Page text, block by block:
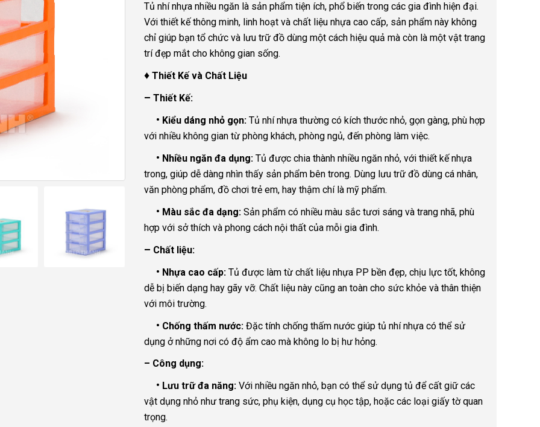
Tủ nhí nhựa nhiều ngăn là sản phẩm tiện ích, phổ biến trong các gia đình hiện đại.
Với thiết kế thông minh, linh hoạt và chất liệu nhựa cao cấp, sản phẩm này không
chỉ giúp bạn tổ chức và lưu trữ đồ dùng một cách hiệu quả mà còn là một vật trang
trí đẹp mắt cho không gian sống.
♦ Thiết Kế và Chất Liệu
– Thiết Kế:
• Kiểu dáng nhỏ gọn: Tủ nhí nhựa thường có kích thước nhỏ, gọn gàng, phù hợp
với nhiều không gian từ phòng khách, phòng ngủ, đến phòng làm việc.
• Nhiều ngăn đa dụng: Tủ được chia thành nhiều ngăn nhỏ, với thiết kế nhựa
trong, giúp dễ dàng nhìn thấy sản phẩm bên trong. Dùng lưu trữ đồ dùng cá nhân,
văn phòng phẩm, đồ chơi trẻ em, hay thậm chí là mỹ phẩm.
• Màu sắc đa dạng: Sản phẩm có nhiều màu sắc tươi sáng và trang nhã, phù
hợp với sở thích và phong cách nội thất của mỗi gia đình.
– Chất liệu:
• Nhựa cao cấp: Tủ được làm từ chất liệu nhựa PP bền đẹp, chịu lực tốt, không
dễ bị biến dạng hay gãy vỡ. Chất liệu này cũng an toàn cho sức khỏe và thân thiện
với môi trường.
• Chống thấm nước: Đặc tính chống thấm nước giúp tủ nhí nhựa có thể sử
dụng ở những nơi có độ ẩm cao mà không lo bị hư hỏng.
– Công dụng:
• Lưu trữ đa năng: Với nhiều ngăn nhỏ, bạn có thể sử dụng tủ để cất giữ các
vật dụng nhỏ như trang sức, phụ kiện, dụng cụ học tập, hoặc các loại giấy tờ quan
trọng.